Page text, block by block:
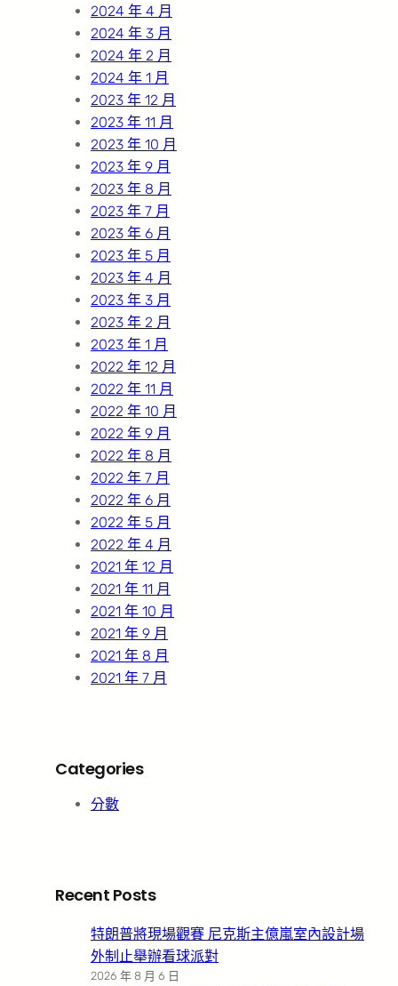
2024 年 4 月
2024 年 3 月
2024 年 2 月
2024 年 1 月
2023 年 12 月
2023 年 11 月
2023 年 10 月
2023 年 9 月
2023 年 8 月
2023 年 7 月
2023 年 6 月
2023 年 5 月
2023 年 4 月
2023 年 3 月
2023 年 2 月
2023 年 1 月
2022 年 12 月
2022 年 11 月
2022 年 10 月
2022 年 9 月
2022 年 8 月
2022 年 7 月
2022 年 6 月
2022 年 5 月
2022 年 4 月
2021 年 12 月
2021 年 11 月
2021 年 10 月
2021 年 9 月
2021 年 8 月
2021 年 7 月
Categories
分數
Recent Posts
特朗普將現場觀賽 尼克斯主億嵐室內設計場
外制止舉辦看球派對
2026 年 8 月 6 日